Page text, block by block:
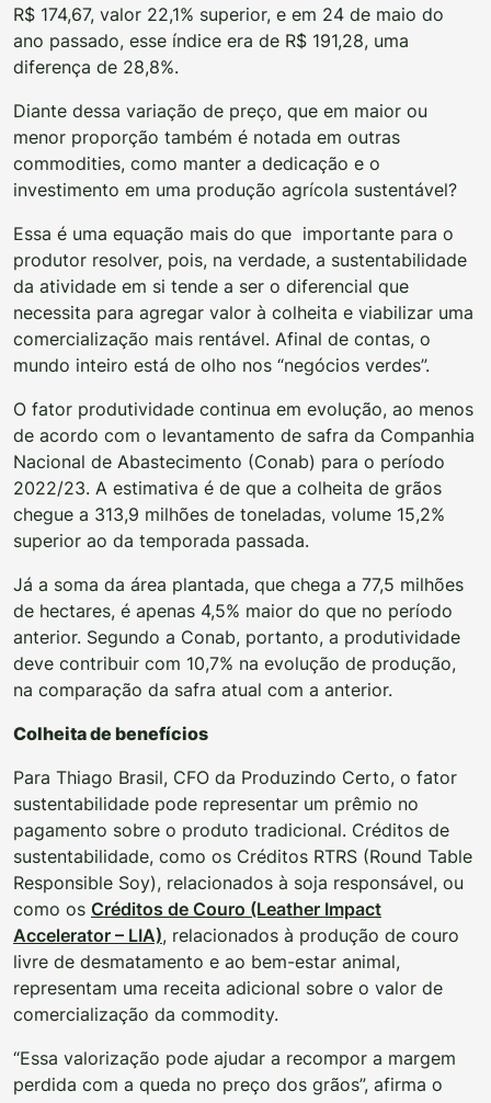
R$ 174,67, valor 22,1% superior, e em 24 de maio do
ano passado, esse índice era de R$ 191,28, uma
diferença de 28,8%.
Diante dessa variação de preço, que em maior ou
menor proporção também é notada em outras
commodities, como manter a dedicação e o
investimento em uma produção agrícola sustentável?
Essa é uma equação mais do que importante para o
produtor resolver, pois, na verdade, a sustentabilidade
da atividade em si tende a ser o diferencial que
necessita para agregar valor à colheita e viabilizar uma
comercialização mais rentável. Afinal de contas, o
mundo inteiro está de olho nos “negócios verdes”.
O fator produtividade continua em evolução, ao menos
de acordo com o levantamento de safra da Companhia
Nacional de Abastecimento (Conab) para o período
2022/23. A estimativa é de que a colheita de grãos
chegue a 313,9 milhões de toneladas, volume 15,2%
superior ao da temporada passada.
Já a soma da área plantada, que chega a 77,5 milhões
de hectares, é apenas 4,5% maior do que no período
anterior. Segundo a Conab, portanto, a produtividade
deve contribuir com 10,7% na evolução de produção,
na comparação da safra atual com a anterior.
Colheita de benefícios
Para Thiago Brasil, CFO da Produzindo Certo, o fator
sustentabilidade pode representar um prêmio no
pagamento sobre o produto tradicional. Créditos de
sustentabilidade, como os Créditos RTRS (Round Table
Responsible Soy), relacionados à soja responsável, ou
como os Créditos de Couro (Leather Impact
Accelerator – LIA), relacionados à produção de couro
livre de desmatamento e ao bem-estar animal,
representam uma receita adicional sobre o valor de
comercialização da commodity.
“Essa valorização pode ajudar a recompor a margem
perdida com a queda no preço dos grãos”, afirma o